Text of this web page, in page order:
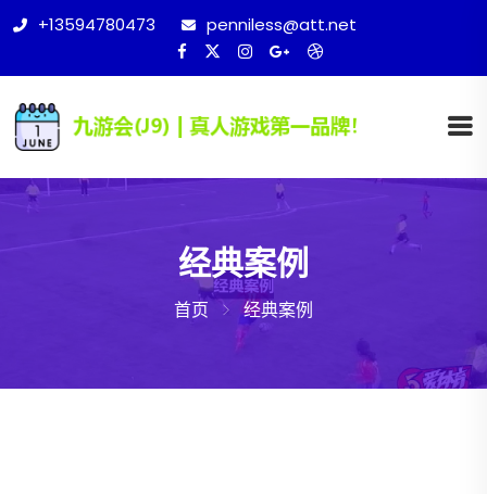
+13594780473 penniless@att.net
经典案例
首页 经典案例